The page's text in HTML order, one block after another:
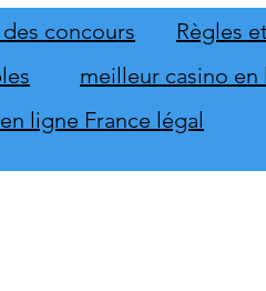
son extension HommeRègles
concours
meilleur casino en
ligne France légal